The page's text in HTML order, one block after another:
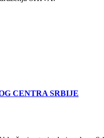
CENTRA SRBIJE